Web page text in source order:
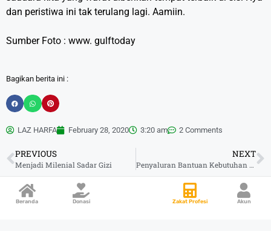
dan peristiwa ini tak terulang lagi. Aamiin.
Sumber Foto : www. gulftoday
Bagikan berita ini :
LAZ HARFA February 28, 2020 3:20 am 2 Comments
PREVIOUS
Menjadi Milenial Sadar Gizi
NEXT
Penyaluran Bantuan Kebutuhan Pokok Untuk Zahra
Beranda Donasi Zakat Profesi Akun